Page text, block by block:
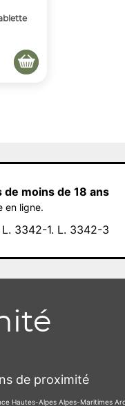
moins de 18 ans
en ligne.
L. 3342-1. L. 3342-3
de proximité
Hautes-Alpes Alpes-Maritimes